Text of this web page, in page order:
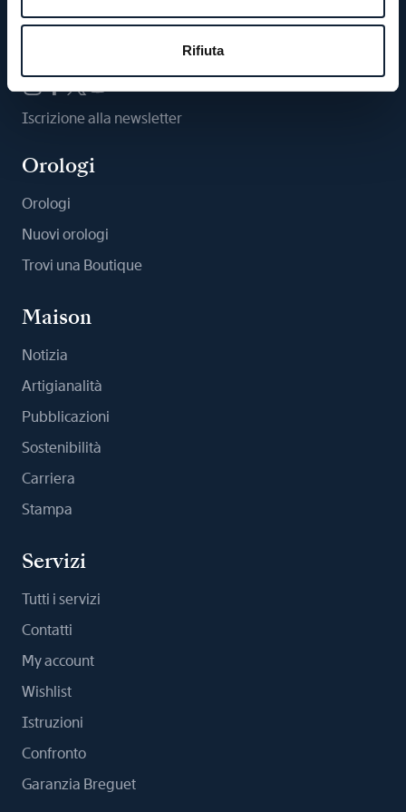
Rifiuta
Iscrizione alla newsletter
Orologi
Orologi
Nuovi orologi
Trovi una Boutique
Maison
Notizia
Artigianalità
Pubblicazioni
Sostenibilità
Carriera
Stampa
Servizi
Tutti i servizi
Contatti
My account
Wishlist
Istruzioni
Confronto
Garanzia Breguet